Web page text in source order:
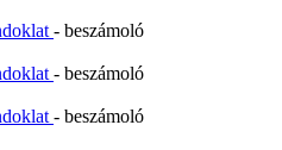
- beszámoló
- beszámoló
- beszámoló